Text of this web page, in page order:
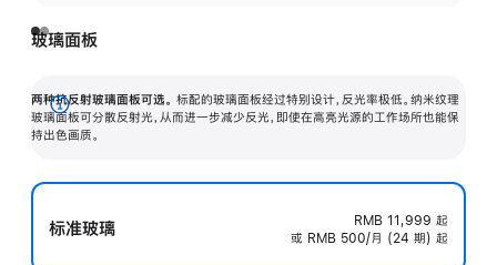
玻璃面板
两种抗反射玻璃面板可选。 标配的玻璃面板经过特别设计，反光率极低。纳米纹理
玻璃面板可分散反射光，从而进一步减少反光，即使在高亮光源的工作场所也能保
持出色画质。
展
开
标准玻璃 RMB 11,999 起
或 RMB 500/月 (24 期) 起